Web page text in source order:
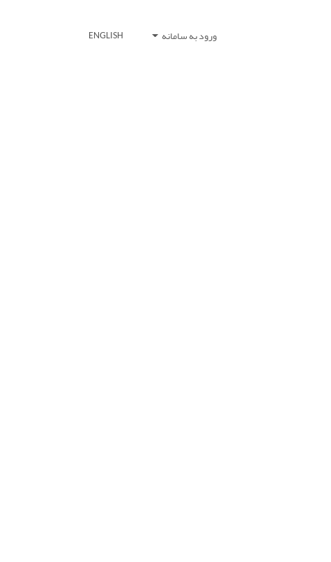
ورود به سامانه ENGLISH